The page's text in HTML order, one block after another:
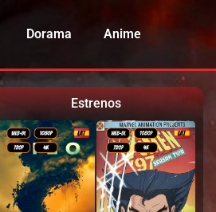
Dorama Anime
Estrenos